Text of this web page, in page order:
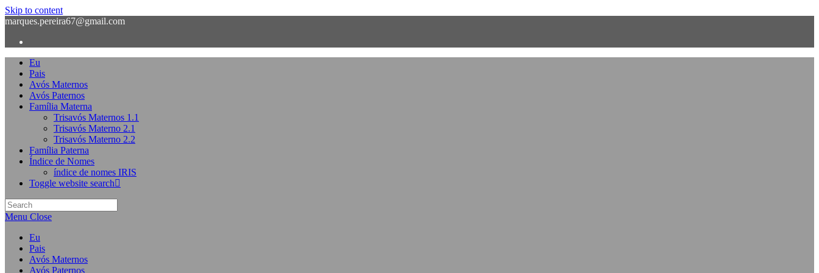
Skip to content
marques.pereira67@gmail.com
Eu
Pais
Avós Maternos
Avós Paternos
Família Materna
Trisavós Maternos 1.1
Trisavós Materno 2.1
Trisavós Materno 2.2
Família Paterna
Índice de Nomes
índice de nomes IRIS
Toggle website search
Menu Close
Eu
Pais
Avós Maternos
Avós Paternos